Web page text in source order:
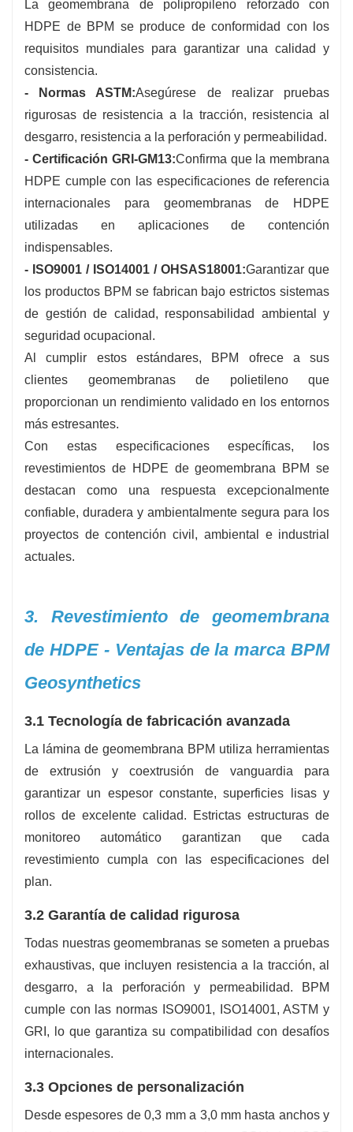
La geomembrana de polipropileno reforzado con
HDPE de BPM se produce de conformidad con los
requisitos mundiales para garantizar una calidad y
consistencia.
- Normas ASTM:Asegúrese de realizar pruebas
rigurosas de resistencia a la tracción, resistencia al
desgarro, resistencia a la perforación y permeabilidad.
- Certificación GRI-GM13:Confirma que la membrana
HDPE cumple con las especificaciones de referencia
internacionales para geomembranas de HDPE
utilizadas en aplicaciones de contención
indispensables.
- ISO9001 / ISO14001 / OHSAS18001:Garantizar que
los productos BPM se fabrican bajo estrictos sistemas
de gestión de calidad, responsabilidad ambiental y
seguridad ocupacional.
Al cumplir estos estándares, BPM ofrece a sus
clientes geomembranas de polietileno que
proporcionan un rendimiento validado en los entornos
más estresantes.
Con estas especificaciones específicas, los
revestimientos de HDPE de geomembrana BPM se
destacan como una respuesta excepcionalmente
confiable, duradera y ambientalmente segura para los
proyectos de contención civil, ambiental e industrial
actuales.
3. Revestimiento de geomembrana
de HDPE - Ventajas de la marca BPM
Geosynthetics
3.1 Tecnología de fabricación avanzada
La lámina de geomembrana BPM utiliza herramientas
de extrusión y coextrusión de vanguardia para
garantizar un espesor constante, superficies lisas y
rollos de excelente calidad. Estrictas estructuras de
monitoreo automático garantizan que cada
revestimiento cumpla con las especificaciones del
plan.
3.2 Garantía de calidad rigurosa
Todas nuestras geomembranas se someten a pruebas
exhaustivas, que incluyen resistencia a la tracción, al
desgarro, a la perforación y permeabilidad. BPM
cumple con las normas ISO9001, ISO14001, ASTM y
GRI, lo que garantiza su compatibilidad con desafíos
internacionales.
3.3 Opciones de personalización
Desde espesores de 0,3 mm a 3,0 mm hasta anchos y